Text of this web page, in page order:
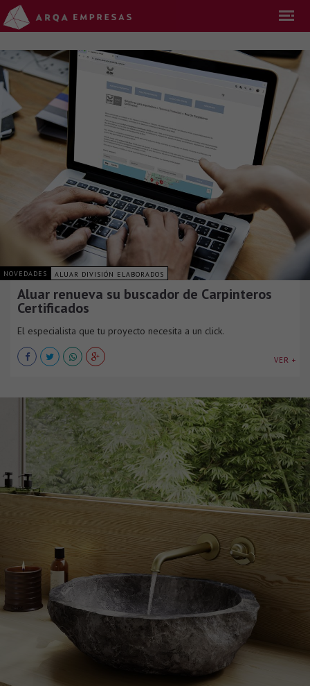
NOVEDADES ALUAR DIVISIÓN ELABORADOS
Aluar renueva su buscador de Carpinteros
Certificados
El especialista que tu proyecto necesita a un click.
VER +